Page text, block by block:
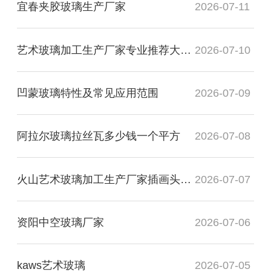
宜春夹胶玻璃生产厂家 2026-07-11
艺术玻璃加工生产厂家专业推荐大专毕业 2026-07-10
凹蒙玻璃特性及常见应用范围 2026-07-09
阿拉尔玻璃拉丝瓦多少钱一个平方 2026-07-08
火山艺术玻璃加工生产厂家插画头像图 2026-07-07
资阳中空玻璃厂家 2026-07-06
kaws艺术玻璃 2026-07-05